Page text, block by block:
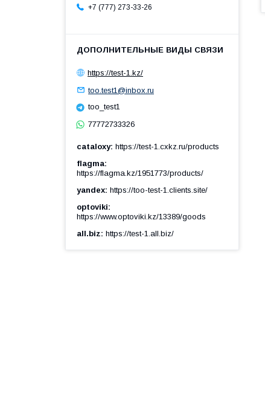
+7 (777) 273-33-26
https://test-1.kz/
too.test1@inbox.ru
too_test1
77772733326
cataloxy https://test-1.cxkz.ru/products
flagma
https://flagma.kz/1951773/products/
yandex https://too-test-1.clients.site/
optoviki
https://www.optoviki.kz/13389/goods
all.biz https://test-1.all.biz/